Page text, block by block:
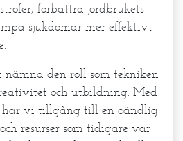
förbättra jordbrukets
sjukdomar mer effektivt
den roll som tekniken
och utbildning. Med
vi tillgång till en oändlig
resurser som tidigare var